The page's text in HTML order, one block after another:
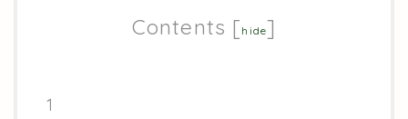
Contents [ hide]